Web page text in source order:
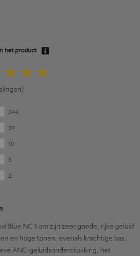
het product
244
39
10
3
2
Blue NC 3 om zijn zeer goede, rijke geluid
en hoge tonen, evenals krachtige bas.
ANC-geluidsonderdrukking, het